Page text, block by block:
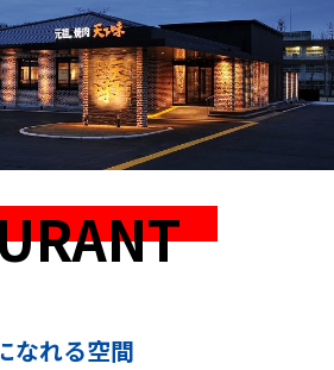
なれる空間